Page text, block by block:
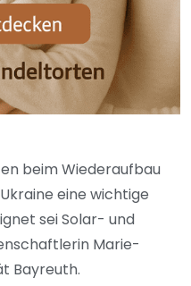
beim Wiederaufbau
eine wichtige
sei Solar- und
Marie-
Bayreuth.